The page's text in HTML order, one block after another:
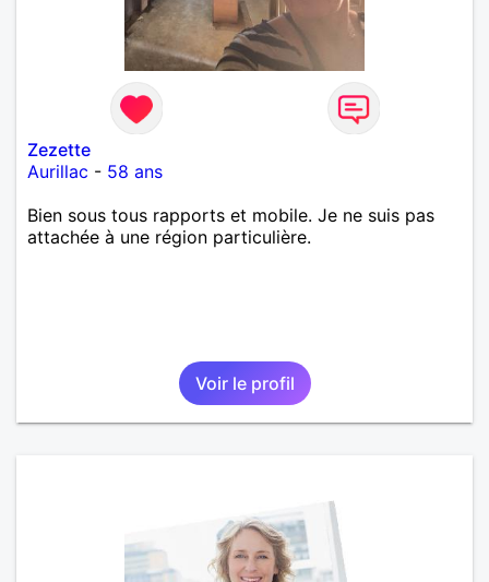
Zezette
Aurillac - 58 ans
Bien sous tous rapports et mobile. Je ne suis pas
attachée à une région particulière.
Voir le profil